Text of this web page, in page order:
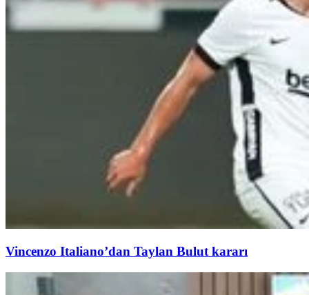
Vincenzo Italiano’dan Taylan Bulut kararı